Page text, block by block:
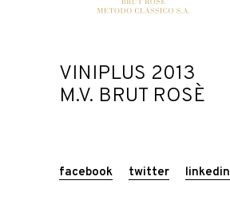
VINIPLUS 2013
M.V. BRUT ROSÈ
facebook twitter linkedin